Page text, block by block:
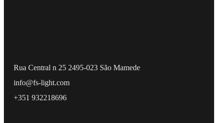
Rua Central n 25 2495-023 São Mamede
info@fs-light.com
+351 932218696